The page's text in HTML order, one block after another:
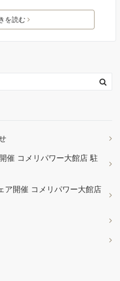
を読む
催 コメリパワー大館店 駐
ア開催 コメリパワー大館店